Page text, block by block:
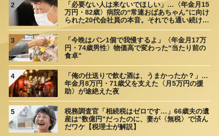
2
「必要ない人は来ないでほしい」…〈年金月15
万円・82歳〉病院の“常連おばあちゃん”に向け
られた20代会社員の本音。それでも通い続ける
理由
3
「今晩はパン1個で我慢するよ」〈年金月17万
円・74歳男性〉物価高で変わった“当たり前の
食卓”
4
「俺の仕送りで飲む酒は、うまかったか？」…
年金月8万円・71歳父を支えた〈月5万円の援
助〉が途絶えた夜
5
税務調査官「相続税はゼロです…」66歳夫の遺
産は“数億円”だったのに、妻が〈無税〉で済ん
だワケ【税理士が解説】